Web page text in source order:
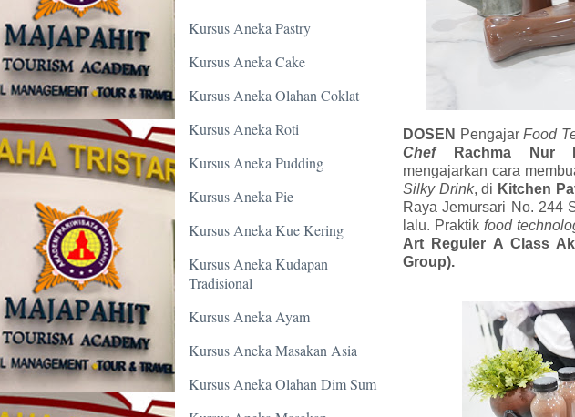
Kursus Aneka Pastry
Kursus Aneka Cake
Kursus Aneka Olahan Coklat
Kursus Aneka Roti
Kursus Aneka Pudding
Kursus Aneka Pie
Kursus Aneka Kue Kering
Kursus Aneka Kudapan
Tradisional
Kursus Aneka Ayam
Kursus Aneka Masakan Asia
Kursus Aneka Olahan Dim Sum
DOSEN Pengajar Food
ChefRachma Nur
mengajarkan cara
Silky Drink, di Kitchen
Raya Jemursari No. 244
lalu. Praktik food
Art Reguler A Class
Group).